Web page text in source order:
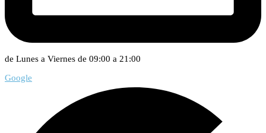
de Lunes a Viernes de 09:00 a 21:00
Google